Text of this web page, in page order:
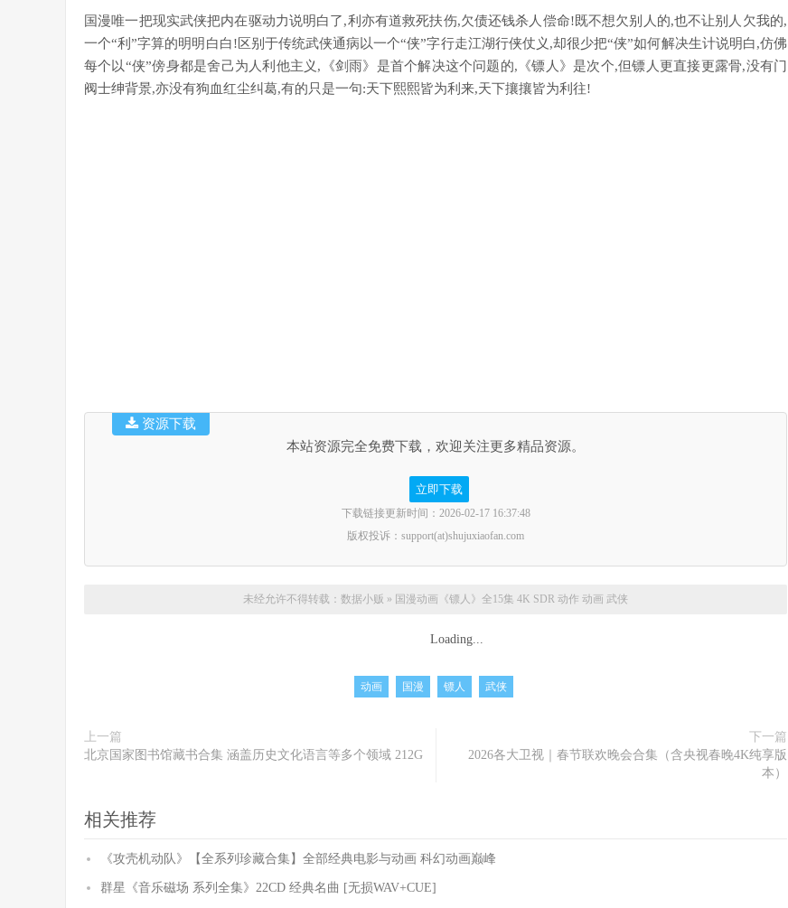
国漫唯一把现实武侠把内在驱动力说明白了,利亦有道救死扶伤,欠债还钱杀人偿命!既不想欠别人的,也不让别人欠我的,
一个“利”字算的明明白白!区别于传统武侠通病以一个“侠”字行走江湖行侠仗义,却很少把“侠”如何解决生计说明白,仿佛
每个以“侠”傍身都是舍己为人利他主义,《剑雨》是首个解决这个问题的,《镖人》是次个,但镖人更直接更露骨,没有门
阀士绅背景,亦没有狗血红尘纠葛,有的只是一句:天下熙熙皆为利来,天下攘攘皆为利往!
本站资源完全免费下载，欢迎关注更多精品资源。
立即下载
下载链接更新时间：2026-02-17 16:37:48
版权投诉：support(at)shujuxiaofan.com
资源下载
未经允许不得转载： 数据小贩 » 国漫动画《镖人》全15集 4K SDR 动作 动画 武侠
Loading...
动画 国漫 镖人 武侠
上一篇
北京国家图书馆藏书合集 涵盖历史文化语言等多个领域 212G
下一篇
2026各大卫视｜春节联欢晚会合集（含央视春晚4K纯享版
本）
相关推荐
《攻壳机动队》【全系列珍藏合集】全部经典电影与动画 科幻动画巅峰
群星《音乐磁场 系列全集》22CD 经典名曲 [无损WAV+CUE]